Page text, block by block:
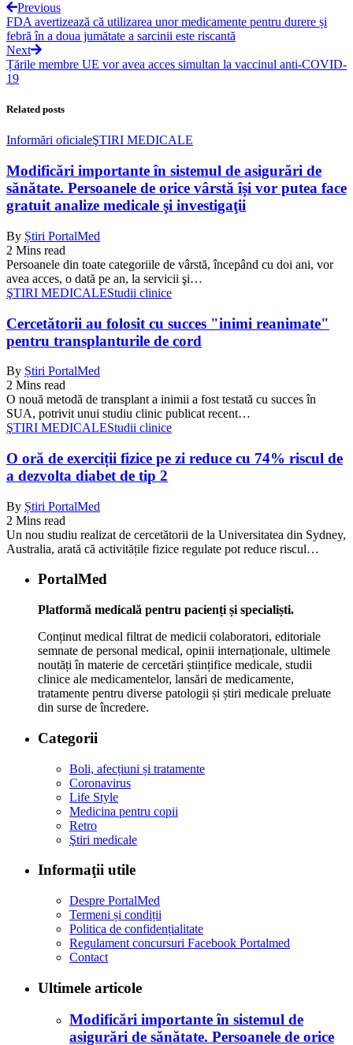
Previous
FDA avertizează că utilizarea unor medicamente pentru durere și
febră în a doua jumătate a sarcinii este riscantă
Next
Țările membre UE vor avea acces simultan la vaccinul anti-COVID-
19
Related posts
Informări oficialeŞTIRI MEDICALE
Modificări importante în sistemul de asigurări de
sănătate. Persoanele de orice vârstă își vor putea face
gratuit analize medicale şi investigaţii
By Știri PortalMed
2 Mins read
Persoanele din toate categoriile de vârstă, începând cu doi ani, vor
avea acces, o dată pe an, la servicii şi…
ŞTIRI MEDICALEStudii clinice
Cercetătorii au folosit cu succes "inimi reanimate"
pentru transplanturile de cord
By Știri PortalMed
2 Mins read
O nouă metodă de transplant a inimii a fost testată cu succes în
SUA, potrivit unui studiu clinic publicat recent…
ŞTIRI MEDICALEStudii clinice
O oră de exerciții fizice pe zi reduce cu 74% riscul de
a dezvolta diabet de tip 2
By Știri PortalMed
2 Mins read
Un nou studiu realizat de cercetătorii de la Universitatea din Sydney,
Australia, arată că activitățile fizice regulate pot reduce riscul…
PortalMed
Platformă medicală pentru pacienți și specialiști.
Conținut medical filtrat de medicii colaboratori, editoriale
semnate de personal medical, opinii internaționale, ultimele
noutăți în materie de cercetări științifice medicale, studii
clinice ale medicamentelor, lansări de medicamente,
tratamente pentru diverse patologii și știri medicale preluate
din surse de încredere.
Categorii
Boli, afecțiuni și tratamente
Coronavirus
Life Style
Medicina pentru copii
Retro
Ştiri medicale
Informaţii utile
Despre PortalMed
Termeni și condiții
Politica de confidențialitate
Regulament concursuri Facebook Portalmed
Contact
Ultimele articole
Modificări importante în sistemul de
asigurări de sănătate. Persoanele de orice